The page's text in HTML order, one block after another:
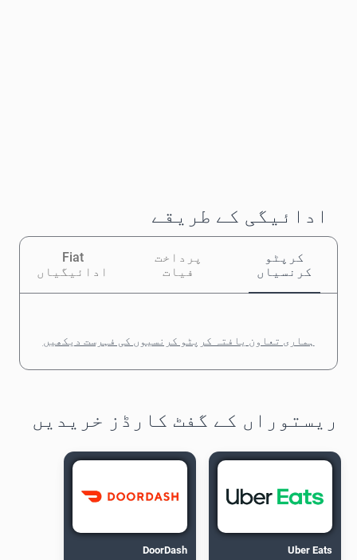
ادائیگی کے طریقے
کرپٹو
کرنسیاں
پرداخت
فیات
Fiat
ادائیگیاں
ہماری تعاون یافتہ کرپٹو کرنسیوں کی فہرست دیکھیں
ریستوراں کے گفٹ کارڈز خریدیں
Uber Eats
DoorDash